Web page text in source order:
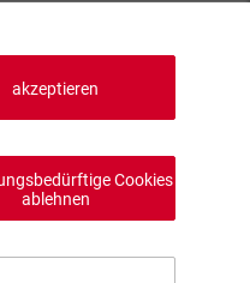
akzeptieren
Cookies
ablehnen